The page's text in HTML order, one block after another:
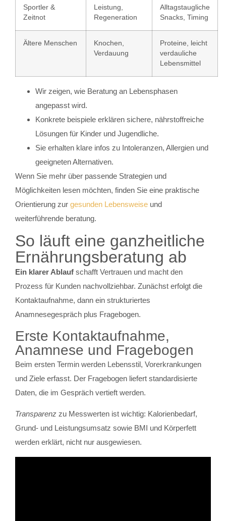
Sportler &
Zeitnot
Leistung,
Regeneration
Alltagstaugliche
Snacks, Timing
Ältere Menschen
Knochen,
Verdauung
Proteine, leicht
verdauliche
Lebensmittel
Wir zeigen, wie Beratung an Lebensphasen
angepasst wird.
Konkrete beispiele erklären sichere, nährstoffreiche
Lösungen für Kinder und Jugendliche.
Sie erhalten klare infos zu Intoleranzen, Allergien und
geeigneten Alternativen.
Wenn Sie mehr über passende Strategien und
Möglichkeiten lesen möchten, finden Sie eine praktische
Orientierung zur gesunden Lebensweise und
weiterführende beratung.
So läuft eine ganzheitliche
Ernährungsberatung ab
Ein klarer Ablauf schafft Vertrauen und macht den
Prozess für Kunden nachvollziehbar. Zunächst erfolgt die
Kontaktaufnahme, dann ein strukturiertes
Anamnesegespräch plus Fragebogen.
Erste Kontaktaufnahme,
Anamnese und Fragebogen
Beim ersten Termin werden Lebensstil, Vorerkrankungen
und Ziele erfasst. Der Fragebogen liefert standardisierte
Daten, die im Gespräch vertieft werden.
Transparenz zu Messwerten ist wichtig: Kalorienbedarf,
Grund- und Leistungsumsatz sowie BMI und Körperfett
werden erklärt, nicht nur ausgewiesen.